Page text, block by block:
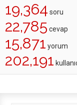
19,364 soru
22,785 cevap
15,871 yorum
202,191